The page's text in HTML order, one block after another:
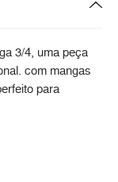
3/4, uma peça
com mangas
para